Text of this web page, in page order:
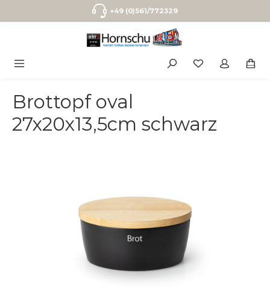
Zum Hauptinhalt springen+49 (0)561/772329
Brottopf oval
27x20x13,5cm schwarz